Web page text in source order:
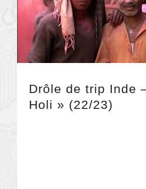
Drôle de trip Inde
Holi » (22/23)